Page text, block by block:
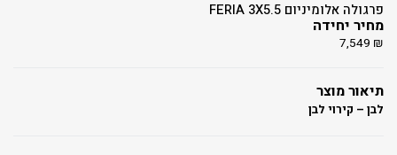
פרגולה אלומיניום FERIA 3X5.5
מחיר יחידה
7,549 ₪
תיאור מוצר
לבן – קירוי לבן